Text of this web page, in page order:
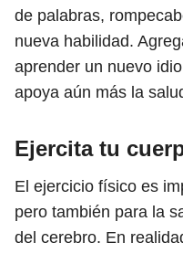
de palabras,
nueva habilidad.
aprender un nuevo
apoya aún más la
Ejercita tu
El ejercicio físico es
pero también para la
del cerebro. En